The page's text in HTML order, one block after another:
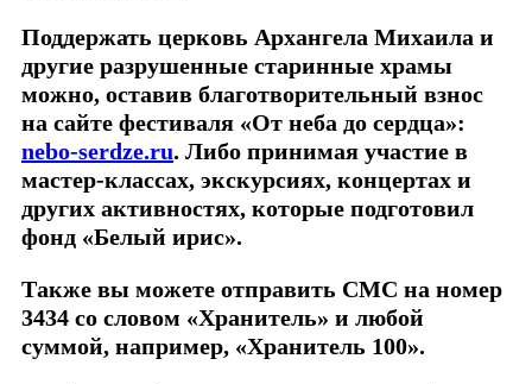
Поддержать церковь Архангела Михаила и
другие разрушенные старинные храмы
можно, оставив благотворительный взнос
на сайте фестиваля «От неба до сердца»:
nebo-serdze.ru. Либо принимая участие в
мастер-классах, экскурсиях, концертах и
других активностях, которые подготовил
фонд «Белый ирис».
Также вы можете отправить СМС на номер
3434 со словом «Хранитель» и любой
суммой, например, «Хранитель 100».